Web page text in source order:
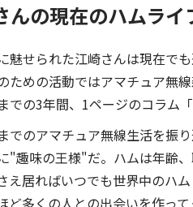
んの現在のハムラ
魅せられた江崎さんは現在で
ための活動ではアマチュア無
での3年間、1ページのコラム
でのアマチュア無線生活を振
"趣味の王様"だ。ハムは年齢
え居ればいつでも世界中のハ
ど多くの人との出会いを作っ